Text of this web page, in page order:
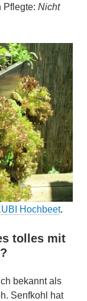
Pflegte: Nicht
Hochbeet.
tolles mit
bekannt als
Senfkohl hat